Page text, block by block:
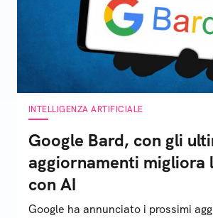
INTELLIGENZA ARTIFICIALE
Google Bard, con gli
aggiornamenti migliora
con AI
Google ha annunciato i prossimi